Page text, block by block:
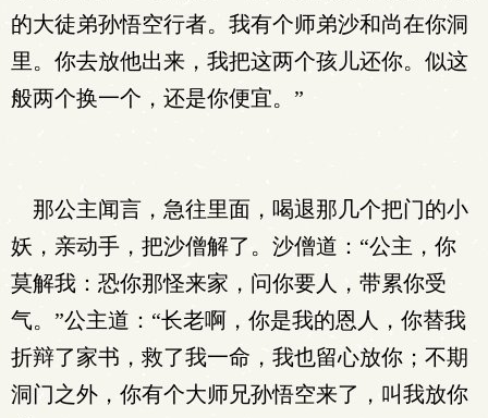
的大徒弟孙悟空行者。我有个师弟沙和尚在你洞
里。你去放他出来，我把这两个孩儿还你。似这
般两个换一个，还是你便宜。”
那公主闻言，急往里面，喝退那几个把门的小
妖，亲动手，把沙僧解了。沙僧道：“公主，你
莫解我：恐你那怪来家，问你要人，带累你受
气。”公主道：“长老啊，你是我的恩人，你替我
折辩了家书，救了我一命，我也留心放你；不期
洞门之外，你有个大师兄孙悟空来了，叫我放你